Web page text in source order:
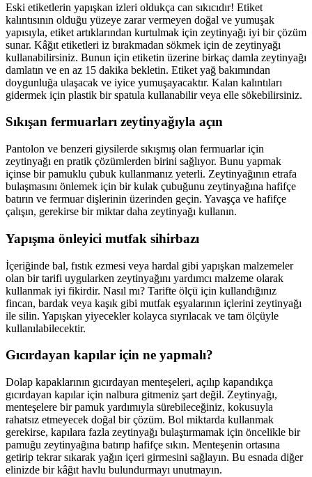
Eski etiketlerin yapışkan izleri oldukça can sıkıcıdır! Etiket
kalıntısının olduğu yüzeye zarar vermeyen doğal ve yumuşak
yapısıyla, etiket artıklarından kurtulmak için zeytinyağı iyi bir çözüm
sunar. Kâğıt etiketleri iz bırakmadan sökmek için de zeytinyağı
kullanabilirsiniz. Bunun için etiketin üzerine birkaç damla zeytinyağı
damlatın ve en az 15 dakika bekletin. Etiket yağ bakımından
doygunluğa ulaşacak ve iyice yumuşayacaktır. Kalan kalıntıları
gidermek için plastik bir spatula kullanabilir veya elle sökebilirsiniz.
Sıkışan fermuarları zeytinyağıyla açın
Pantolon ve benzeri giysilerde sıkışmış olan fermuarlar için
zeytinyağı en pratik çözümlerden birini sağlıyor. Bunu yapmak
içinse bir pamuklu çubuk kullanmanız yeterli. Zeytinyağının etrafa
bulaşmasını önlemek için bir kulak çubuğunu zeytinyağına hafifçe
batırın ve fermuar dişlerinin üzerinden geçin. Yavaşça ve hafifçe
çalışın, gerekirse bir miktar daha zeytinyağı kullanın.
Yapışma önleyici mutfak sihirbazı
İçeriğinde bal, fıstık ezmesi veya hardal gibi yapışkan malzemeler
olan bir tarifi uygularken zeytinyağını yardımcı malzeme olarak
kullanmak iyi fikirdir. Nasıl mı? Tarifte ölçü için kullandığınız
fincan, bardak veya kaşık gibi mutfak eşyalarının içlerini zeytinyağı
ile silin. Yapışkan yiyecekler kolayca sıyrılacak ve tam ölçüyle
kullanılabilecektir.
Gıcırdayan kapılar için ne yapmalı?
Dolap kapaklarının gıcırdayan menteşeleri, açılıp kapandıkça
gıcırdayan kapılar için nalbura gitmeniz şart değil. Zeytinyağı,
menteşelere bir pamuk yardımıyla sürebileceğiniz, kokusuyla
rahatsız etmeyecek doğal bir çözüm. Bol miktarda kullanmak
gerekirse, kapılara fazla zeytinyağı bulaştırmamak için öncelikle bir
pamuğu zeytinyağına batırıp hafifçe sıkın. Menteşenin ortasına
getirip tekrar sıkarak yağın içeri girmesini sağlayın. Bu esnada diğer
elinizde bir kâğıt havlu bulundurmayı unutmayın.